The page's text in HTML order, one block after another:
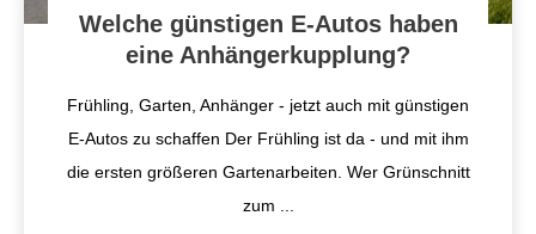
Welche günstigen E-Autos haben
eine Anhängerkupplung?
​Frühling, Garten, Anhänger - ​jetzt auch mit günstigen
E-Autos zu schaffen ​Der Frühling ist da - und mit ihm
die ersten größeren Gartenarbeiten. Wer Grünschnitt
zum